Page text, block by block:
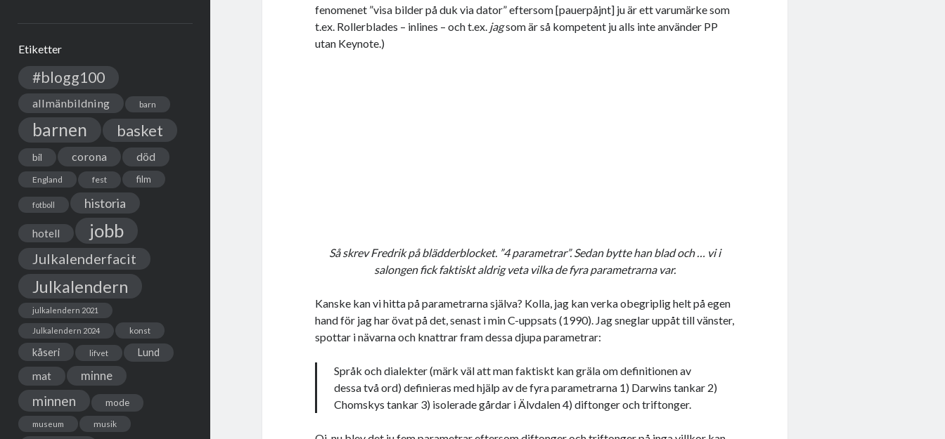
Etiketter
#blogg100
allmänbildning barn
barnen basket
bil corona död
England fest film
fotboll historia
hotell jobb
Julkalenderfacit
Julkalendern
julkalendern 2021
Julkalendern 2024 konst
kåseri lifvet Lund
mat minne
minnen mode
museum musik
fenomenet ”visa bilder på duk via dator” eftersom [pauerpåjnt] ju är ett varumärke som
t.ex. Rollerblades – inlines – och t.ex. jagsom är så kompetent ju alls inte använder PP
utan Keynote.)
Så skrev Fredrik på blädderblocket. ”4 parametrar”. Sedan bytte han blad och … vi i
salongen fick faktiskt aldrig veta vilka de fyra parametrarna var.
Kanske kan vi hitta på parametrarna själva? Kolla, jag kan verka obegriplig helt på egen
hand för jag har övat på det, senast i min C-uppsats (1990). Jag sneglar uppåt till vänster,
spottar i nävarna och knattrar fram dessa djupa parametrar:
Språk och dialekter (märk väl att man faktiskt kan gräla om definitionen av
dessa två ord) definieras med hjälp av de fyra parametrarna 1) Darwins tankar 2)
Chomskys tankar 3) isolerade gårdar i Älvdalen 4) diftonger och triftonger.